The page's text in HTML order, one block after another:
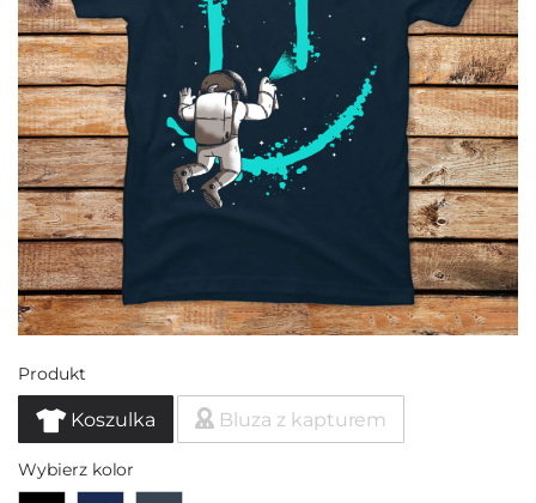
Produkt
Koszulka Bluza z kapturem
Wybierz kolor